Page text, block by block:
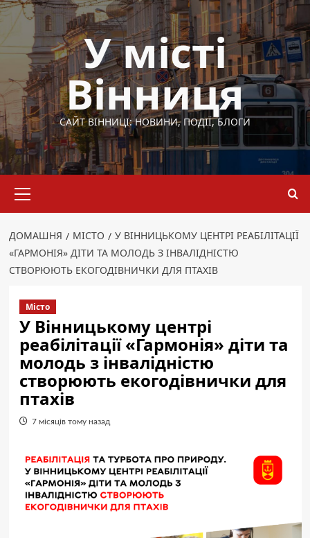
Перейти
до
вмісту
У місті
Вінниця
САЙТ ВІННИЦІ: НОВИНИ, ПОДІЇ, БЛОГИ
меню
ДОМАШНЯ МІСТО
У ВІННИЦЬКОМУ ЦЕНТРІ РЕАБІЛІТАЦІЇ
«ГАРМОНІЯ» ДІТИ ТА МОЛОДЬ З ІНВАЛІДНІСТЮ
СТВОРЮЮТЬ ЕКОГОДІВНИЧКИ ДЛЯ ПТАХІВ
Місто
У Вінницькому центрі
реабілітації «Гармонія» діти та
молодь з інвалідністю
створюють екогодівнички для
птахів
7 місяців тому назад